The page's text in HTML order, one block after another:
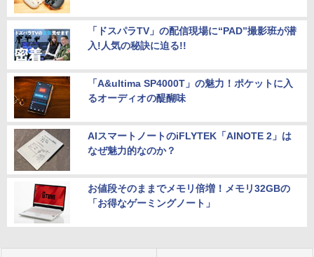
￥29,800
￥33,800
「ドスパラTV」の配信現場に“PAD”撮影班が潜
入!人気の秘訣に迫る!!
「A&ultima SP4000T」の魅力！ポケットに入
るオーディオの醍醐味
AIスマートノートのiFLYTEK「AINOTE 2」は
なぜ魅力的なのか？
お値段そのままでメモリ倍増！メモリ32GBの
「お得なゲーミングノート」